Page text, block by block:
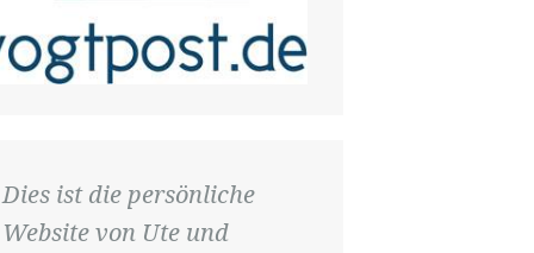
Dies ist die persönliche
Website von Ute und